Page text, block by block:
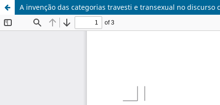
A invenção das categorias travesti e transexual no discurso